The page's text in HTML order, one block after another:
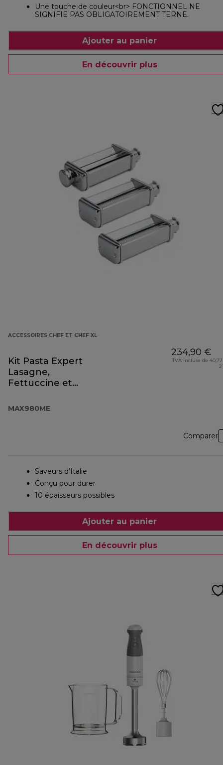
Une touche de couleur<br> FONCTIONNEL NE
SIGNIFIE PAS OBLIGATOIREMENT TERNE.
Ajouter au panier
En découvrir plus
ACCESSOIRES CHEF ET CHEF XL
Kit Pasta Expert
Lasagne,
Fettuccine et
MAX980ME
MAX980ME
234,90 €
TVA incluse de
Comparer
Saveurs d’Italie
Conçu pour durer
10 épaisseurs possibles
Ajouter au panier
En découvrir plus